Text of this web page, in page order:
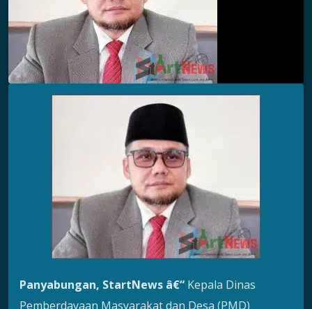
Panyabungan, StartNews â€“ Kepala Dinas
Pemberdayaan Masyarakat dan Desa (PMD)